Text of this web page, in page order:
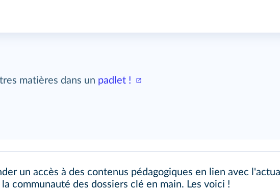
matières dans un padlet !
un accès à des contenus pédagogiques en lien avec
communauté des dossiers clé en main. Les voici !